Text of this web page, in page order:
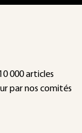
000 articles
par nos comités